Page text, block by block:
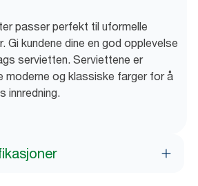
passer perfekt til uformelle
Gi kundene dine en god opplevelse
servietten. Serviettene er
moderne og klassiske farger for å
innredning.